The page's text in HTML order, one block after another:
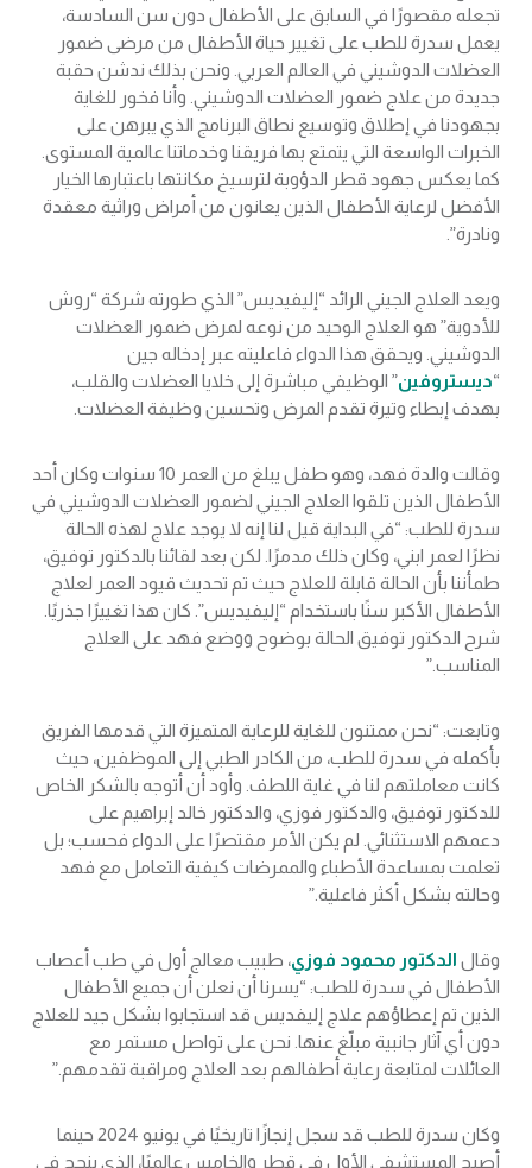
تجعله مقصورًا في السابق على الأطفال دون سن السادسة،
يعمل سدرة للطب على تغيير حياة الأطفال من مرضى ضمور
العضلات الدوشيني في العالم العربي. ونحن بذلك ندشن حقبة
جديدة من علاج ضمور العضلات الدوشيني. وأنا فخور للغاية
بجهودنا في إطلاق وتوسيع نطاق البرنامج الذي يبرهن على
الخبرات الواسعة التي يتمتع بها فريقنا وخدماتنا عالمية المستوى.
كما يعكس جهود قطر الدؤوبة لترسيخ مكانتها باعتبارها الخيار
الأفضل لرعاية الأطفال الذين يعانون من أمراض وراثية معقدة
ونادرة”.
ويعد العلاج الجيني الرائد “إليفيديس” الذي طورته شركة “روش
للأدوية” هو العلاج الوحيد من نوعه لمرض ضمور العضلات
الدوشيني. ويحقق هذا الدواء فاعليته عبر إدخاله جين
“ديستروفين” الوظيفي مباشرة إلى خلايا العضلات والقلب،
بهدف إبطاء وتيرة تقدم المرض وتحسين وظيفة العضلات.
وقالت والدة فهد، وهو طفل يبلغ من العمر 10 سنوات وكان أحد
الأطفال الذين تلقوا العلاج الجيني لضمور العضلات الدوشيني في
سدرة للطب: “في البداية قيل لنا إنه لا يوجد علاج لهذه الحالة
نظرًا لعمر ابني، وكان ذلك مدمرًا. لكن بعد لقائنا بالدكتور توفيق،
طمأننا بأن الحالة قابلة للعلاج حيث تم تحديث قيود العمر لعلاج
الأطفال الأكبر سنًا باستخدام “إليفيديس”. كان هذا تغييرًا جذريًا.
شرح الدكتور توفيق الحالة بوضوح ووضع فهد على العلاج
المناسب.”
وتابعت: “نحن ممتنون للغاية للرعاية المتميزة التي قدمها الفريق
بأكمله في سدرة للطب، من الكادر الطبي إلى الموظفين، حيث
كانت معاملتهم لنا في غاية اللطف. وأود أن أتوجه بالشكر الخاص
للدكتور توفيق، والدكتور فوزي، والدكتور خالد إبراهيم على
دعمهم الاستثنائي. لم يكن الأمر مقتصرًا على الدواء فحسب؛ بل
تعلمت بمساعدة الأطباء والممرضات كيفية التعامل مع فهد
وحالته بشكل أكثر فاعلية.”
وقالالدكتور محمود فوزي، طبيب معالج أول في طب أعصاب
الأطفال في سدرة للطب: “يسرنا أن نعلن أن جميع الأطفال
الذين تم إعطاؤهم علاج إليفديس قد استجابوا بشكل جيد للعلاج
دون أي آثار جانبية مبلّغ عنها. نحن على تواصل مستمر مع
العائلات لمتابعة رعاية أطفالهم بعد العلاج ومراقبة تقدمهم.”
وكان سدرة للطب قد سجل إنجازًا تاريخيًا في يونيو 2024 حينما
أصبح المستشفى الأول في قطر والخامس عالميًا، الذي ينجح في